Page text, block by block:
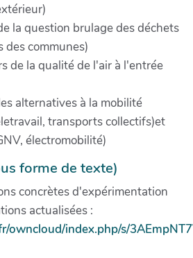
la question brulage des déchets
des communes)
de la qualité de l'air à l'entrée
alternatives à la mobilité
transports collectifs)et
électromobilité)
forme de texte)
concrètes d'expérimentation
actualisées :
owncloud/index.php/s/